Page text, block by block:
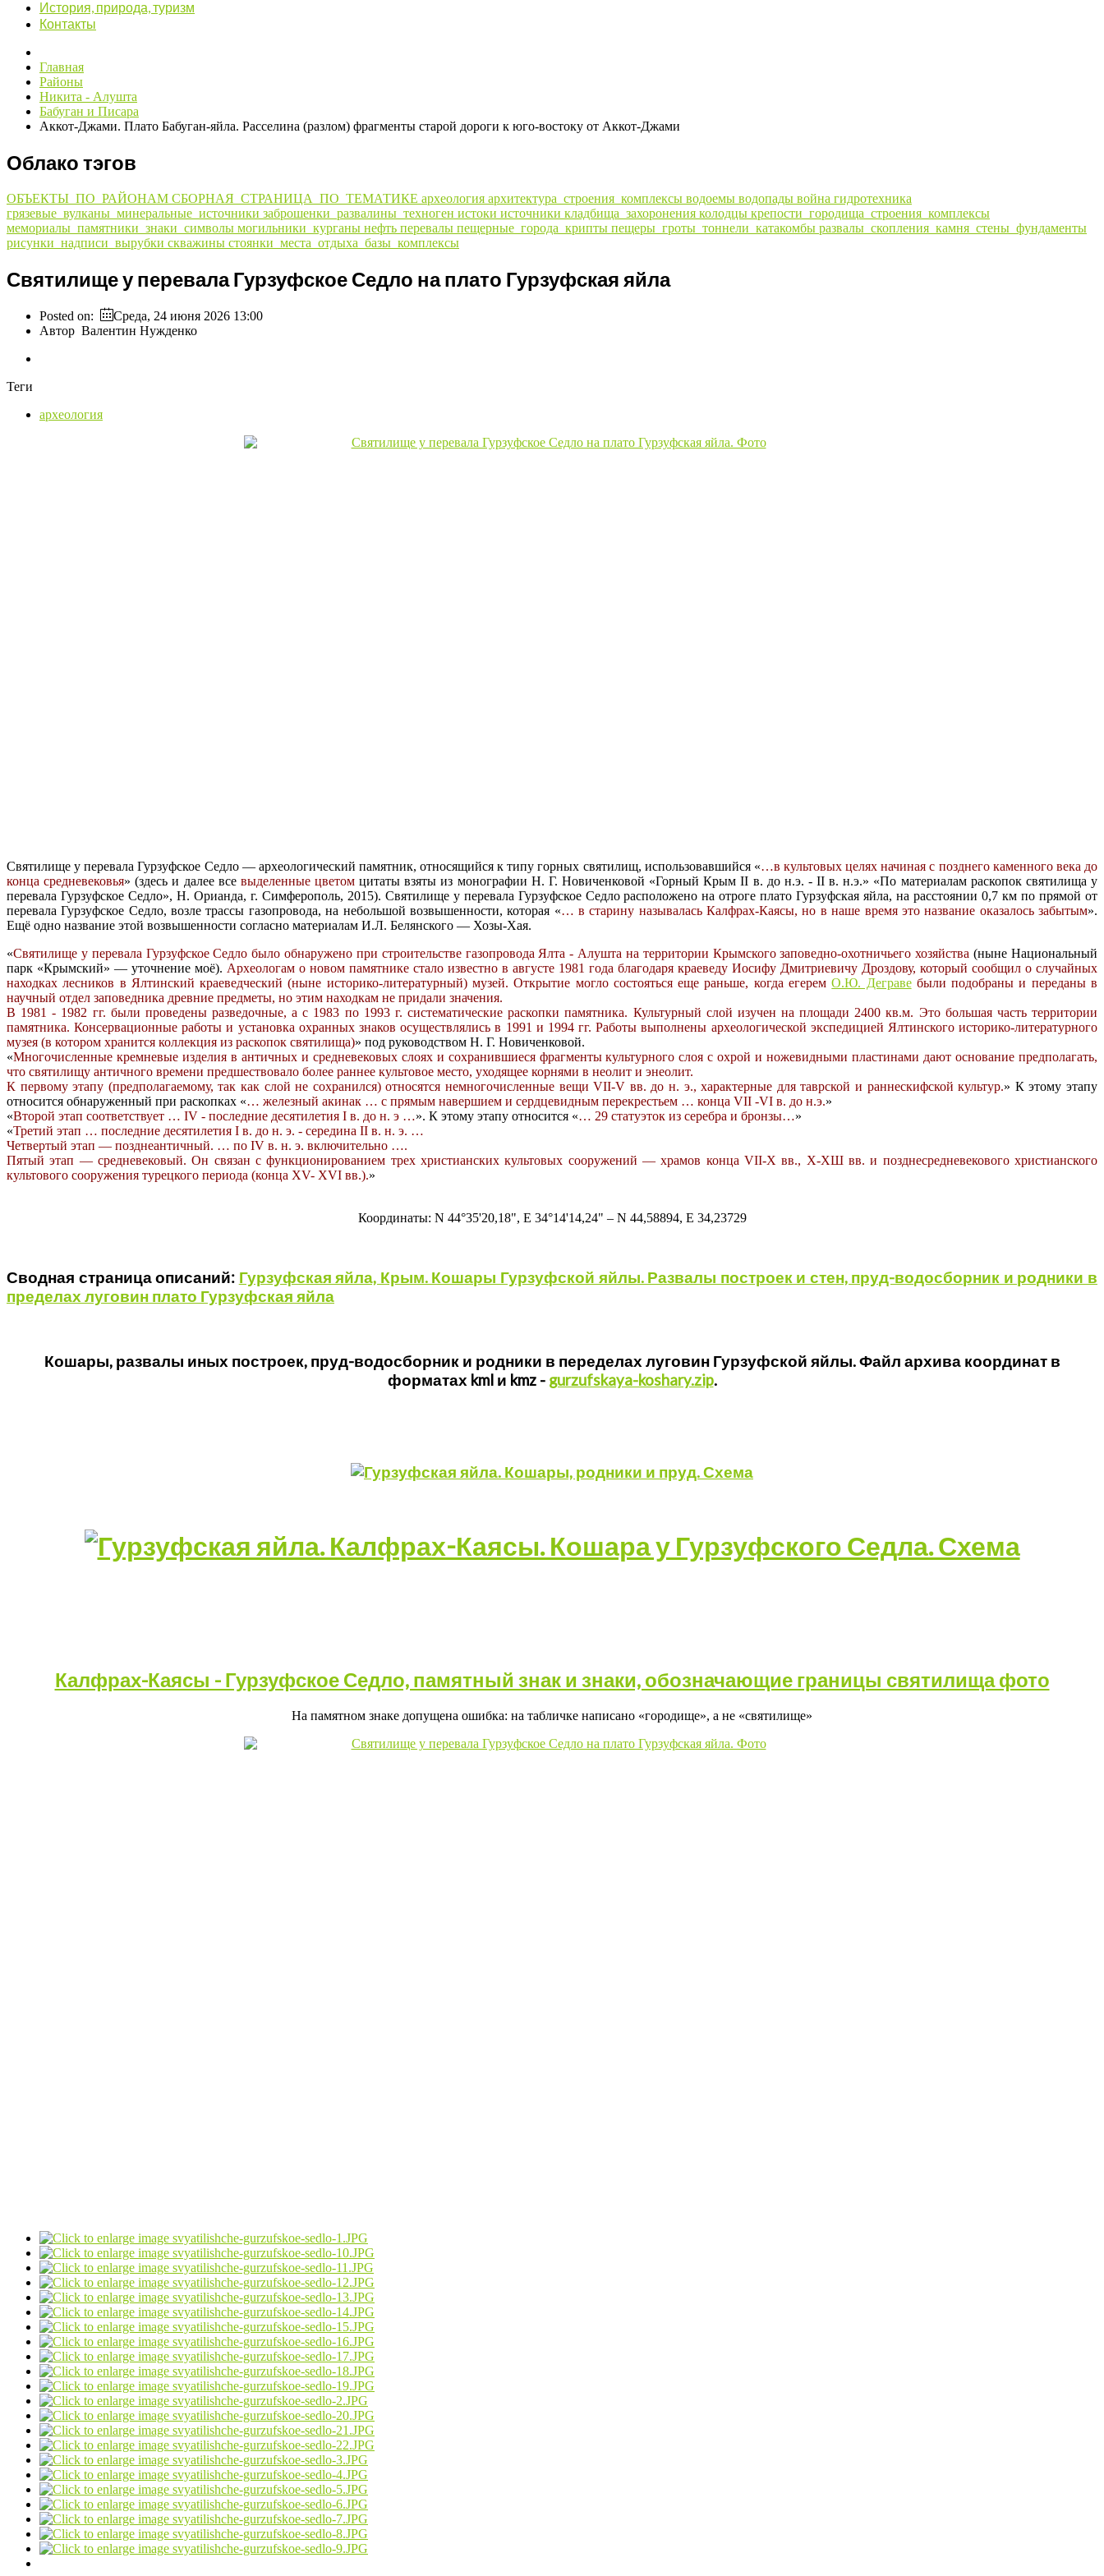
История, природа, туризм
Контакты
Главная
Районы
Никита - Алушта
Бабуган и Писара
Аккот-Джами. Плато Бабуган-яйла. Расселина (разлом) фрагменты старой дороги к юго-востоку от Аккот-Джами
Облако тэгов
ОБЪЕКТЫ_ПО_РАЙОНАМ СБОРНАЯ_СТРАНИЦА_ПО_ТЕМАТИКЕ археология архитектура_строения_комплексы водоемы водопады война гидротехника
грязевые_вулканы_минеральные_источники заброшенки_развалины_техноген истоки источники кладбища_захоронения колодцы крепости_городища_строения_комплексы
мемориалы_памятники_знаки_символы могильники_курганы нефть перевалы пещерные_города_крипты пещеры_гроты_тоннели_катакомбы развалы_скопления_камня_стены_фундаменты
рисунки_надписи_вырубки скважины стоянки_места_отдыха_базы_комплексы
Святилище у перевала Гурзуфское Седло на плато Гурзуфская яйла
Posted on:
Среда, 24 июня 2026 13:00
Автор Валентин Нужденко
Теги
археология
Святилище у перевала Гурзуфское Седло — археологический памятник, относящийся к типу горных святилищ, использовавшийся «…в культовых целях начиная с позднего каменного века до
конца средневековья» (здесь и далее все выделенные цветомцитаты взяты из монографии Н. Г. Новиченковой «Горный Крым II в. до н.э. - II в. н.э.» «По материалам раскопок святилища у
перевала Гурзуфское Седло», Н. Орианда, г. Симферополь, 2015). Святилище у перевала Гурзуфское Седло расположено на отроге плато Гурзуфская яйла, на расстоянии 0,7 км по прямой от
перевала Гурзуфское Седло, возле трассы газопровода, на небольшой возвышенности, которая «… в старину называлась Калфрах-Каясы, но в наше время это название оказалось забытым».
Ещё одно название этой возвышенности согласно материалам И.Л. Белянского — Хозы-Хая.
«Святилище у перевала Гурзуфское Седло было обнаружено при строительстве газопровода Ялта - Алушта на территории Крымского заповедно-охотничьего хозяйства (ныне Национальный
парк «Крымский» — уточнение моё). Археологам о новом памятнике стало известно в августе 1981 года благодаря краеведу Иосифу Дмитриевичу Дроздову, который сообщил о случайных
находках лесников в Ялтинский краеведческий (ныне историко-литературный) музей. Открытие могло состояться еще раньше, когда егеремО.Ю. Дегравебыли подобраны и переданы в
научный отдел заповедника древние предметы, но этим находкам не придали значения.
В 1981 - 1982 гг. были проведены разведочные, а с 1983 по 1993 г. систематические раскопки памятника. Культурный слой изучен на площади 2400 кв.м. Это большая часть территории
памятника. Консервационные работы и установка охранных знаков осуществлялись в 1991 и 1994 гг. Работы выполнены археологической экспедицией Ялтинского историко-литературного
музея (в котором хранится коллекция из раскопок святилища)» под руководством Н. Г. Новиченковой.
«Многочисленные кремневые изделия в античных и средневековых слоях и сохранившиеся фрагменты культурного слоя с охрой и ножевидными пластинами дают основание предполагать,
что святилищу античного времени предшествовало более раннее культовое место, уходящее корнями в неолит и энеолит.
К первому этапу (предполагаемому, так как слой не сохранился) относятся немногочисленные вещи VII-V вв. до н. э., характерные для таврской и раннескифской культур.» К этому этапу
относится обнаруженный при раскопках «… железный акинак … с прямым навершием и сердцевидным перекрестьем … конца VII -VI в. до н.э.»
«Второй этап соответствует … IV - последние десятилетия I в. до н. э …». К этому этапу относится «… 29 статуэток из серебра и бронзы…»
«Третий этап … последние десятилетия I в. до н. э. - середина II в. н. э. …
Четвертый этап — позднеантичный. … по IV в. н. э. включительно ….
Пятый этап — средневековый. Он связан с функционированием трех христианских культовых сооружений — храмов конца VII-X вв., Х-ХШ вв. и позднесредневекового христианского
культового сооружения турецкого периода (конца XV- XVI вв.).»
Координаты: N 44°35'20,18", E 34°14'14,24" – N 44,58894, Е 34,23729
Сводная страница описаний: Гурзуфская яйла, Крым. Кошары Гурзуфской яйлы. Развалы построек и стен, пруд-водосборник и родники в
пределах луговин плато Гурзуфская яйла
Кошары, развалы иных построек, пруд-водосборник и родники в переделах луговин Гурзуфской яйлы. Файл архива координат в
форматах kml и kmz - gurzufskaya-koshary.zip.
Калфрах-Каясы - Гурзуфское Седло, памятный знак и знаки, обозначающие границы святилища фото
На памятном знаке допущена ошибка: на табличке написано «городище», а не «святилище»